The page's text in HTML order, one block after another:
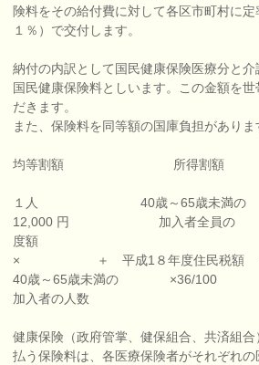
険料をその給付費に対して各区市町村に
１％）で交付します。
納付の内訳として国民健康保険医療分と
国民健康保険料としいます。この金額を
だきます。
また、保険料を同等額の国庫負担がありま
均等割額 所得割額 年
１人 40歳～65歳未満の
12,000 円 加入者全員の
度額
× ＋ 平成1８年度住民税額
40歳～65歳未満の ×36/100
加入者の人数
健康保険（政府管掌、健保組合、共済組
払う保険料は、各医療保険者がそれぞれ